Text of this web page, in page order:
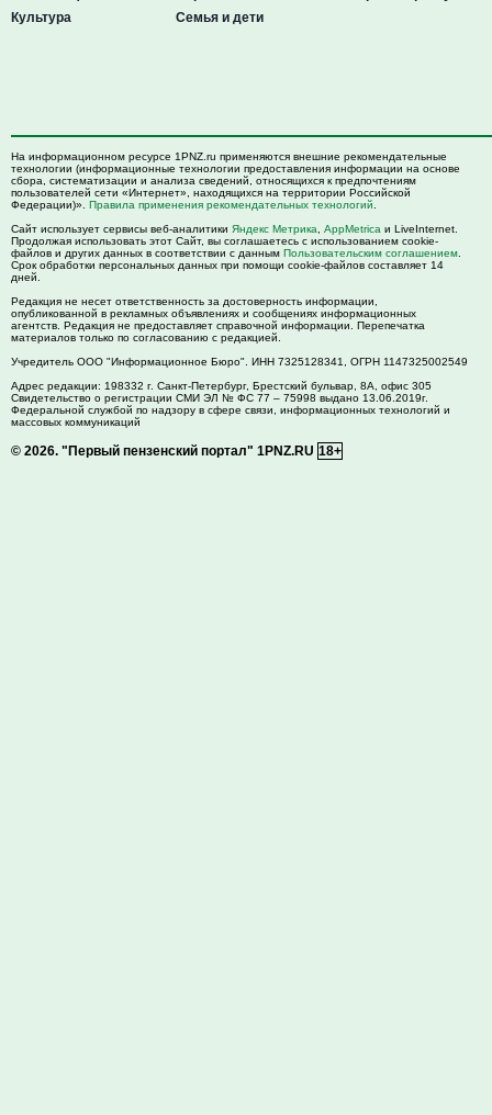
Культура
Семья и дети
На информационном ресурсе 1PNZ.ru применяются внешние рекомендательные
технологии (информационные технологии предоставления информации на основе
сбора, систематизации и анализа сведений, относящихся к предпочтениям
пользователей сети «Интернет», находящихся на территории Российской
Федерации)». Правила применения рекомендательных технологий
Сайт использует сервисы веб-аналитики Яндекс Метрика AppMetrica и LiveInternet.
Продолжая использовать этот Сайт, вы соглашаетесь с использованием cookie-
файлов и других данных в соответствии с данным Пользовательским соглашением
Срок обработки персональных данных при помощи cookie-файлов составляет 14
дней.
Редакция не несет ответственность за достоверность информации,
опубликованной в рекламных объявлениях и сообщениях информационных
агентств. Редакция не предоставляет справочной информации. Перепечатка
материалов только по согласованию с редакцией.
Учредитель ООО "Информационное Бюро". ИНН 7325128341, ОГРН 1147325002549
Адрес редакции: 198332 г. Санкт-Петербург, Брестский бульвар, 8А, офис 305
Свидетельство о регистрации СМИ ЭЛ № ФС 77 – 75998 выдано 13.06.2019г.
Федеральной службой по надзору в сфере связи, информационных технологий и
массовых коммуникаций
© 2026. "Первый пензенский портал" 1PNZ.RU 18+